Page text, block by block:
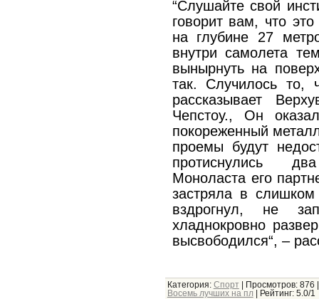
“Слушайте свой
говорит вам, что
на глубине 27
внутри самолета
вынырнуть на
так. Случилось то,
рассказывает
Чепстоу., Он
покореженный
проемы будут
протиснулись
Моноласта его
застряла в
вздрогнул, не
хладнокровно
высвободился“, –
Категория: Спорт| Просмотров: 876
Восемь лучших на пл
Рейтинг: 5.0/1